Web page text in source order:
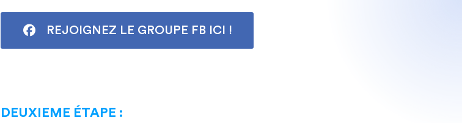
REJOIGNEZ LE GROUPE FB ICI !
DEUXIEME ÉTAPE :